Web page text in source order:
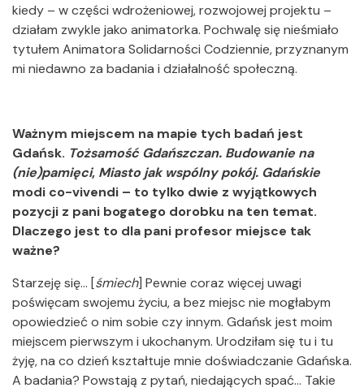
kiedy – w części wdrożeniowej, rozwojowej projektu –
działam zwykle jako animatorka. Pochwalę się nieśmiało
tytułem Animatora Solidarności Codziennie, przyznanym
mi niedawno za badania i działalność społeczną.
Ważnym miejscem na mapie tych badań jest
Gdańsk. Tożsamość Gdańszczan. Budowanie na
(nie)pamięci, Miasto jak wspólny pokój. Gdańskie
modi co-vivendi – to tylko dwie z wyjątkowych
pozycji z pani bogatego dorobku na ten temat.
Dlaczego jest to dla pani profesor miejsce tak
ważne?
Starzeję się... [śmiech] Pewnie coraz więcej uwagi
poświęcam swojemu życiu, a bez miejsc nie mogłabym
opowiedzieć o nim sobie czy innym. Gdańsk jest moim
miejscem pierwszym i ukochanym. Urodziłam się tu i tu
żyję, na co dzień kształtuje mnie doświadczanie Gdańska.
A badania? Powstają z pytań, niedających spać… Takie